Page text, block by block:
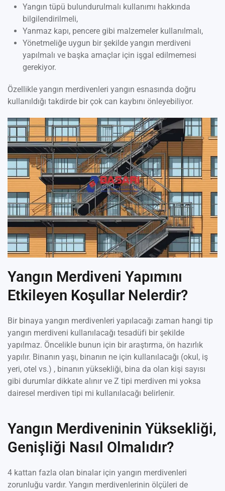
Yangın tüpü bulundurulmalı kullanımı hakkında
bilgilendirilmeli,
Yanmaz kapı, pencere gibi malzemeler kullanılmalı,
Yönetmeliğe uygun bir şekilde yangın merdiveni
yapılmalı ve başka amaçlar için işgal edilmemesi
gerekiyor.
Özellikle yangın merdivenleri yangın esnasında doğru
kullanıldığı takdirde bir çok can kaybını önleyebiliyor.
Yangın Merdiveni Yapımını
Etkileyen Koşullar Nelerdir?
Bir binaya yangın merdivenleri yapılacağı zaman hangi tip
yangın merdiveni kullanılacağı tesadüfi bir şekilde
yapılmaz. Öncelikle bunun için bir araştırma, ön hazırlık
yapılır. Binanın yaşı, binanın ne için kullanılacağı (okul, iş
yeri, otel vs.) , binanın yüksekliği, bina da olan kişi sayısı
gibi durumlar dikkate alınır ve Z tipi merdiven mi yoksa
dairesel merdiven tipi mi kullanılacağı belirlenir.
Yangın Merdiveninin Yüksekliği,
Genişliği Nasıl Olmalıdır?
4 kattan fazla olan binalar için yangın merdivenleri
zorunluğu vardır. Yangın merdivenlerinin ölçüleri de